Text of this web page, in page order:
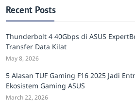
Recent Posts
Thunderbolt 4 40Gbps di ASUS
Transfer Data Kilat
May 8, 2026
5 Alasan TUF Gaming F16 2025 Jadi
Ekosistem Gaming ASUS
March 22, 2026